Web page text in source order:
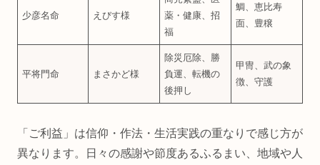
少彦名命 えびす様
薬・健康、招
福
鯛、恵比寿
面、豊穣
平将門命 まさかど様
除災厄除、勝
負運、転機の
後押し
甲冑、武の象
徴、守護
「ご利益」は信仰・作法・生活実践の重なりで感じ方が
異なります。日々の感謝や節度あるふるまい、地域や人